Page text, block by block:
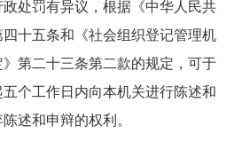
处罚有异议，根据《中华人民共
十五条和《社会组织登记管理机
第二十三条第二款的规定，可于
个工作日内向本机关进行陈述和
述和申辩的权利。